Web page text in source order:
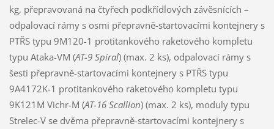
kg, přepravovaná na čtyřech podkřídlových závěsnících –
odpalovací rámy s osmi přepravně-startovacími kontejnery s
PTŘS typu 9M120-1 protitankového raketového kompletu
typu Ataka-VM (AT-9 Spiral) (max. 2 ks), odpalovací rámy s
šesti přepravně-startovacími kontejnery s PTŘS typu
9A4172K-1 protitankového raketového kompletu typu
9K121M Vichr-M (AT-16 Scallion) (max. 2 ks), moduly typu
Strelec-V se dvěma přepravně-startovacími kontejnery s